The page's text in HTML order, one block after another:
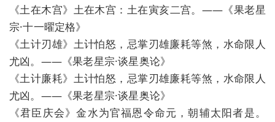
《土在木宫》土在木宫：土在寅亥二宫。——《果老星
宗·十一曜定格》
《土计刃雄》土计怕怒，忌掌刃雄廉耗等煞，水命限人
尤凶。——《果老星宗·谈星奥论》
《土计廉耗》土计怕怒，忌掌刃雄廉耗等煞，水命限人
尤凶。——《果老星宗·谈星奥论》
《君臣庆会》金水为官福恩令命元，朝辅太阳者是。